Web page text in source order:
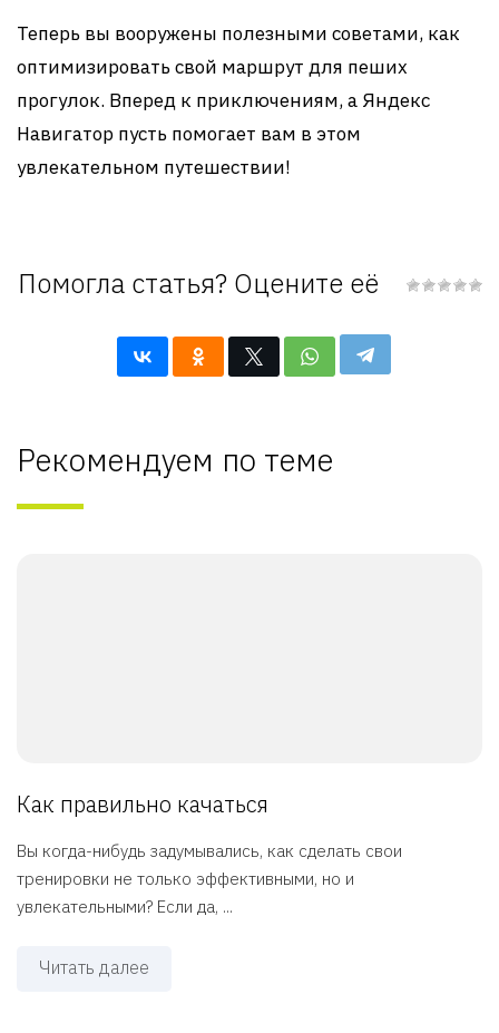
Теперь вы вооружены полезными советами, как
оптимизировать свой маршрут для пеших
прогулок. Вперед к приключениям, а Яндекс
Навигатор пусть помогает вам в этом
увлекательном путешествии!
Помогла статья? Оцените её
Рекомендуем по теме
Как правильно качаться
Вы когда-нибудь задумывались, как сделать свои
тренировки не только эффективными, но и
увлекательными? Если да, ...
Читать далее